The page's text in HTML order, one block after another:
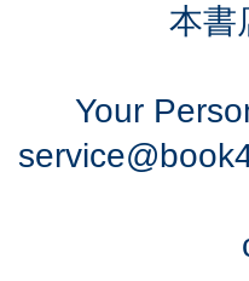
本書
Your